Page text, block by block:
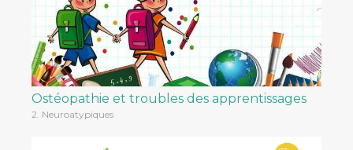
Ostéopathie et troubles des apprentissages
2. Neuroatypiques